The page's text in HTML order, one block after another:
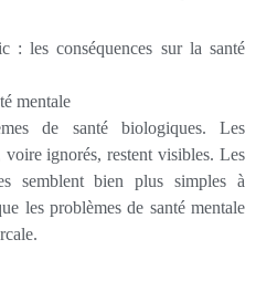
: les conséquences sur la santé
mentale
de santé biologiques. Les
ignorés, restent visibles. Les
semblent bien plus simples à
les problèmes de santé mentale